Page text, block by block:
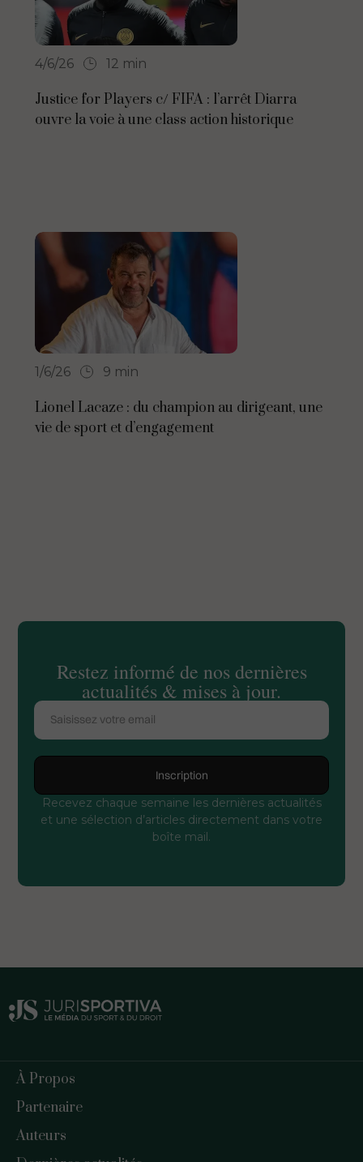
4/6/26 12 min
Justice for Players c/ FIFA : l’arrêt Diarra
ouvre la voie à une class action historique
1/6/26 9 min
Lionel Lacaze : du champion au dirigeant, une
vie de sport et d’engagement
Restez informé de nos dernières
actualités & mises à jour.
Recevez chaque semaine les dernières actualités
et une sélection d’articles directement dans votre
boîte mail.
À Propos
Partenaire
Auteurs